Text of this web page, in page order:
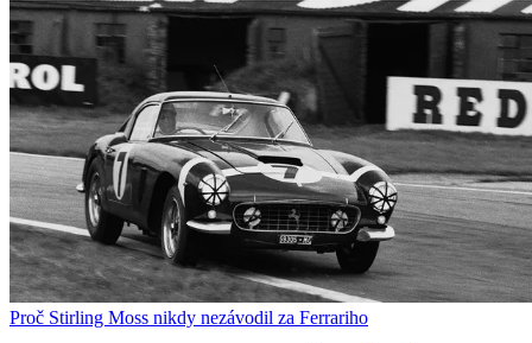
Proč Stirling Moss nikdy nezávodil za Ferrariho